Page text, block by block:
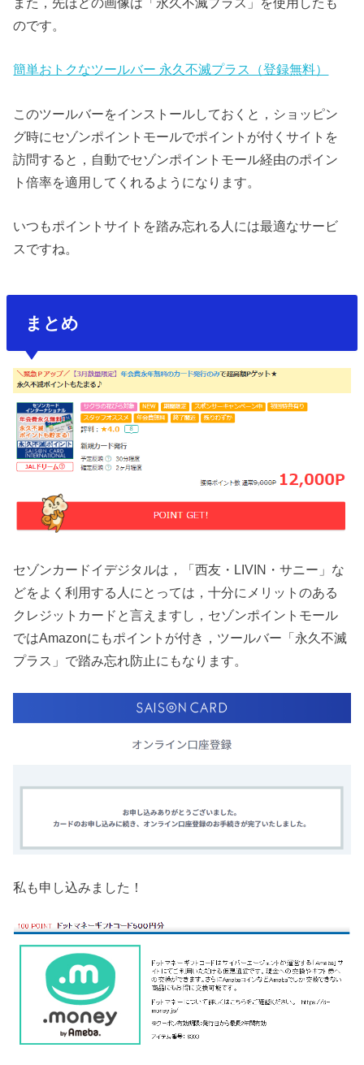
のです。
簡単おトクなツールバー 永久不滅プラス（登録無料）
このツールバーをインストールしておくと，ショッピン
グ時にセゾンポイントモールでポイントが付くサイトを
訪問すると，自動でセゾンポイントモール経由のポイン
ト倍率を適用してくれるようになります。
いつもポイントサイトを踏み忘れる人には最適なサービ
スですね。
まとめ
セゾンカードイデジタルは，「西友・LIVIN・サニー」な
どをよく利用する人にとっては，十分にメリットのある
クレジットカードと言えますし，セゾンポイントモール
ではAmazonにもポイントが付き，ツールバー「永久不滅
プラス」で踏み忘れ防止にもなります。
私も申し込みました！